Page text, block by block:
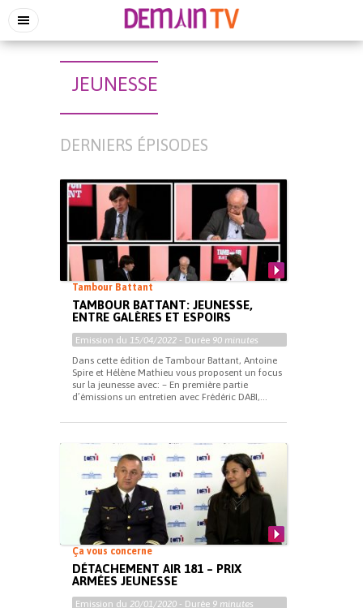
JEUNESSE
DERNIERS ÉPISODES
Tambour Battant
TAMBOUR BATTANT: JEUNESSE,
ENTRE GALÈRES ET ESPOIRS
Emission du 15/04/2022 - Durée 90 minutes
Dans cette édition de Tambour Battant, Antoine
Spire et Hélène Mathieu vous proposent un focus
sur la jeunesse avec: – En première partie
d’émissions un entretien avec Frédéric DABI,...
Ça vous concerne
DÉTACHEMENT AIR 181 – PRIX
ARMÉES JEUNESSE
Emission du 20/01/2020 - Durée 9 minutes